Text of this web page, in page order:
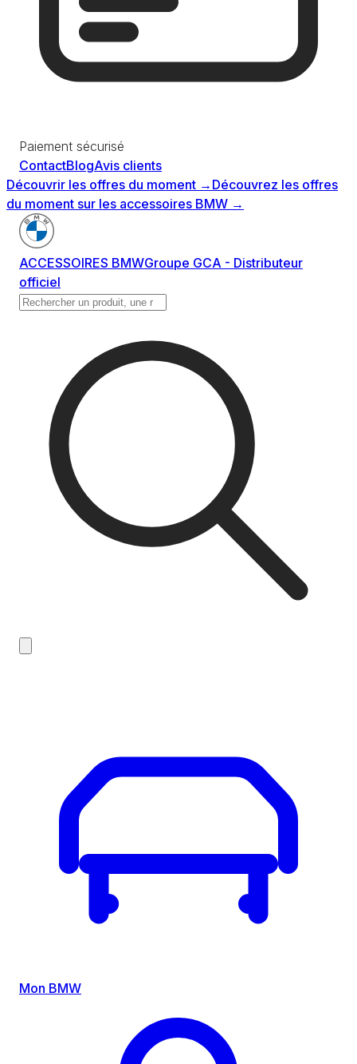
Paiement sécurisé
ContactBlogAvis clients
Découvrir les offres du moment → Découvrez les offres
du moment sur les accessoires BMW →
ACCESSOIRES BMWGroupe GCA - Distributeur
officiel
Mon BMW